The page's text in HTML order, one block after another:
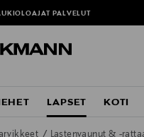
PALVELUT
LAPSET KOTI